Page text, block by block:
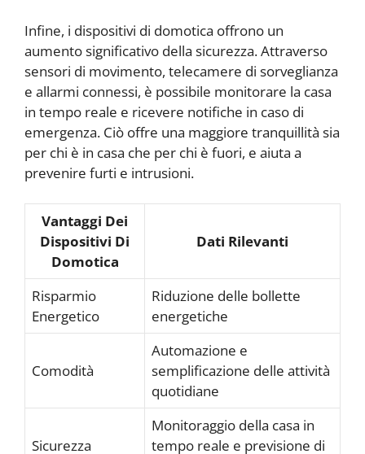
Infine, i dispositivi di domotica offrono un
aumento significativo della sicurezza. Attraverso
sensori di movimento, telecamere di sorveglianza
e allarmi connessi, è possibile monitorare la casa
in tempo reale e ricevere notifiche in caso di
emergenza. Ciò offre una maggiore tranquillità sia
per chi è in casa che per chi è fuori, e aiuta a
prevenire furti e intrusioni.
Vantaggi Dei
Dispositivi Di
Domotica
Dati Rilevanti
Risparmio
Energetico
Riduzione delle bollette
energetiche
Comodità
Automazione e
semplificazione delle attività
quotidiane
Sicurezza
Monitoraggio della casa in
tempo reale e previsione di